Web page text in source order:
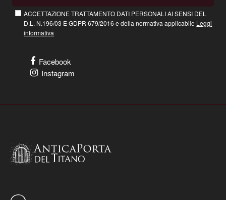
ACCETTAZIONE TRATTAMENTO DATI PERSONALI AI SENSI DEL
D.L. N.196/03 E GDPR 679/2016 e della normativa applicabile Leggi
informativa
Facebook
Instagram